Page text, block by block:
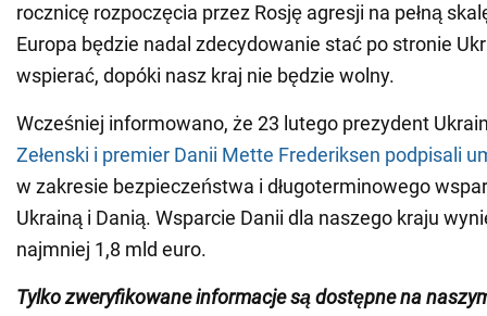
rocznicę rozpoczęcia przez Rosję agresji na pełną
Europa będzie nadal zdecydowanie stać po stronie
wspierać, dopóki nasz kraj nie będzie wolny.
Wcześniej informowano, że 23 lutego prezydent
Zełenski i premier Danii Mette Frederiksen podpisali
w zakresie bezpieczeństwa i długoterminowego
Ukrainą i Danią. Wsparcie Danii dla naszego kraju
najmniej 1,8 mld euro.
Tylko zweryfikowane informacje są dostępne na